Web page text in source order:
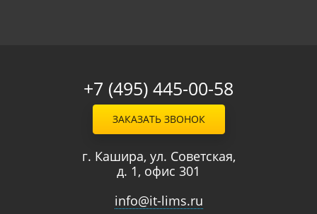
+7 (495) 445-00-58
ЗАКАЗАТЬ ЗВОНОК
г. Кашира, ул. Советская,
д. 1, офис 301
info@it-lims.ru